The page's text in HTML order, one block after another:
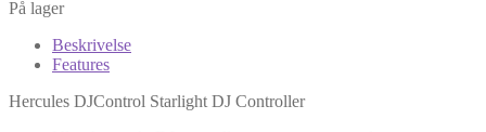
På lager
Beskrivelse
Features
Hercules DJControl Starlight DJ Controller